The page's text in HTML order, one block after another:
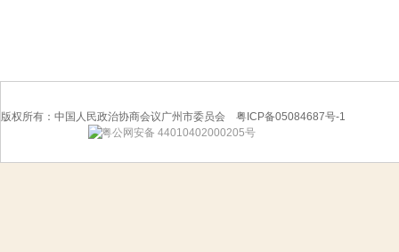
版权所有：中国人民政治协商会议广州市委员会 粤ICP备05084687号-1
粤公网安备 44010402000205号